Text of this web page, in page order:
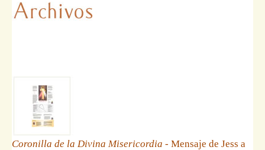
Coronilla de la Divina Misericordia - Mensaje de Jess a